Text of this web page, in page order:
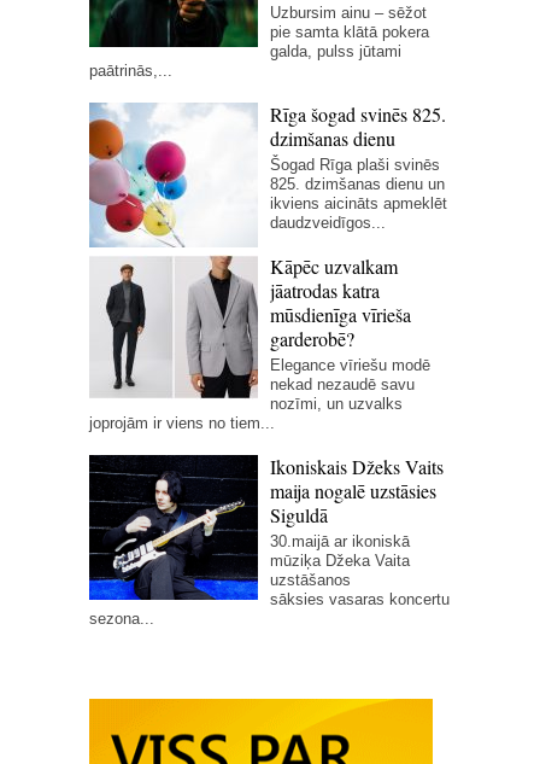
Uzbursim ainu – sēžot
pie samta klātā pokera
galda, pulss jūtami
paātrinās,...
Rīga šogad svinēs 825.
dzimšanas dienu
Šogad Rīga plaši svinēs
825. dzimšanas dienu un
ikviens aicināts apmeklēt
daudzveidīgos...
Kāpēc uzvalkam
jāatrodas katra
mūsdienīga vīrieša
garderobē?
Elegance vīriešu modē
nekad nezaudē savu
nozīmi, un uzvalks
joprojām ir viens no tiem...
Ikoniskais Džeks Vaits
maija nogalē uzstāsies
Siguldā
30.maijā ar ikoniskā
mūziķa Džeka Vaita
uzstāšanos
sāksies vasaras koncertu
sezona...